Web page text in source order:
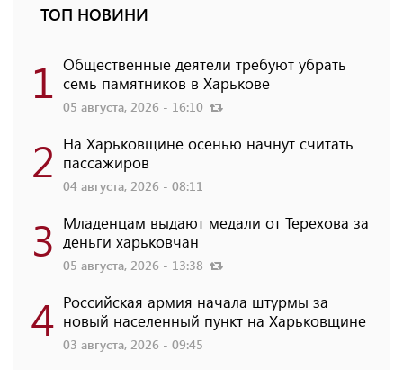
ТОП НОВИНИ
1 Общественные деятели требуют убрать
семь памятников в Харькове
05 августа, 2026 - 16:10
2 На Харьковщине осенью начнут считать
пассажиров
04 августа, 2026 - 08:11
3 Младенцам выдают медали от Терехова за
деньги харьковчан
05 августа, 2026 - 13:38
4 Российская армия начала штурмы за
новый населенный пункт на Харьковщине
03 августа, 2026 - 09:45